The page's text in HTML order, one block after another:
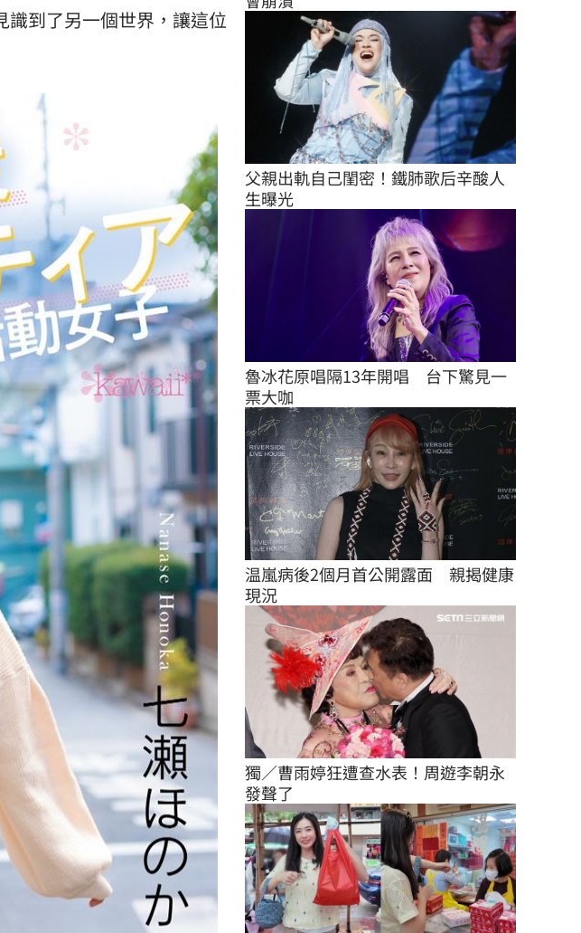
到了另一個世界，讓這位
父親出軌自己閨密！鐵肺歌后辛酸人
生曝光
魯冰花原唱隔13年開唱　台下驚見一
票大咖
温嵐病後2個月首公開露面　親揭健康
現況
獨／曹雨婷狂遭查水表！周遊李朝永
發聲了